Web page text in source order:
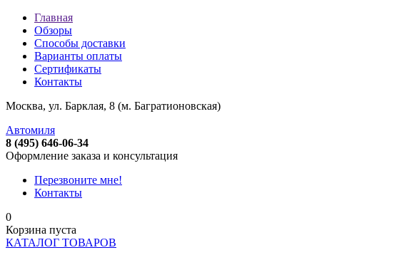
Главная
Обзоры
Способы доставки
Варианты оплаты
Сертификаты
Контакты
Москва, ул. Барклая, 8 (м. Багратионовская)
Автомиля
8 (495) 646-06-34
Оформление заказа и консультация
Перезвоните мне!
Контакты
0
Корзина пуста
КАТАЛОГ ТОВАРОВ